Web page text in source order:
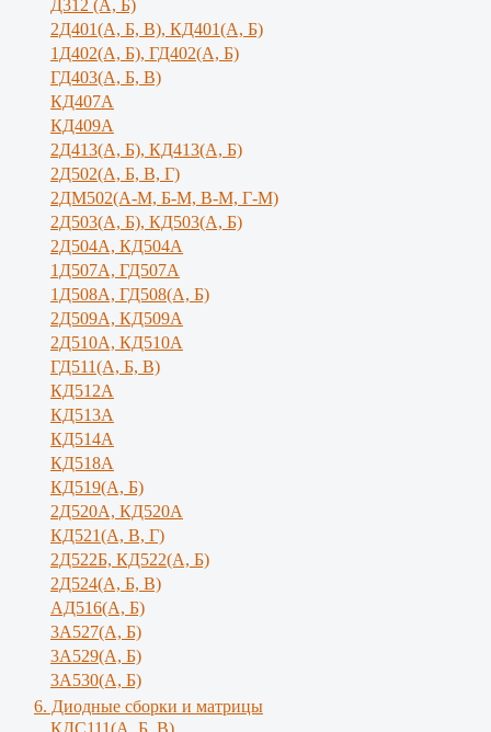
Д312 (А, Б)
2Д401(А, Б, В), КД401(А, Б)
1Д402(А, Б), ГД402(А, Б)
ГД403(А, Б, В)
КД407А
КД409А
2Д413(А, Б), КД413(А, Б)
2Д502(А, Б, В, Г)
2ДМ502(А-М, Б-М, В-М, Г-М)
2Д503(А, Б), КД503(А, Б)
2Д504А, КД504А
1Д507А, ГД507А
1Д508А, ГД508(А, Б)
2Д509А, КД509А
2Д510А, КД510А
ГД511(А, Б, В)
КД512А
КД513А
КД514А
КД518А
КД519(А, Б)
2Д520А, КД520А
КД521(А, В, Г)
2Д522Б, КД522(А, Б)
2Д524(А, Б, В)
АД516(А, Б)
3А527(А, Б)
3А529(А, Б)
3A530(A, Б)
6. Диодные сборки и матрицы